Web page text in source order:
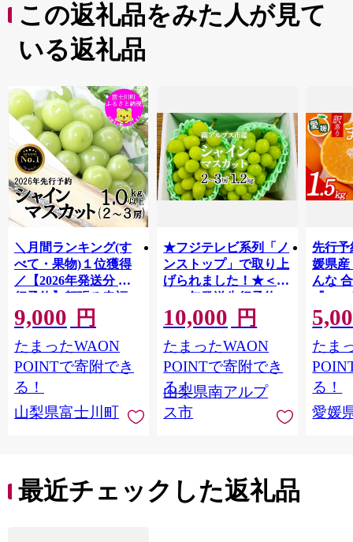
この返礼品をみた人が見て
いる返礼品
＼月間ランキング(す
べて・果物)１位獲得
／【2026年発送分 先
行予約】頬張る幸福
感 〜緑の宝石・ シ
ャインマスカット 〜
１ｋｇ以上（２〜３
房） フルーツ 山梨県
産 果物 くだもの シャ
イン マスカット ぶど
う ブドウ 葡萄 大粒 種
9,000 円
たまったWAON
POINTで寄附でき
る！
山梨県富士川町
★フジテレビ系列「ノ
ンストップ」で取り上
げられました！★＜
2026年発送先行予約＞
南アルプス市産シャイ
ンマスカット1.2kg以
上（2～3房） クール
便発送 ALPAG007
10,000 円
たまったWAON
POINTで寄附でき
る！
山梨県南アルプ
ス市
先行予
媛県産
んな
『
出荷
ご自宅
マド
あり
ツ 高
産地直
レンジ
たま
る！
愛媛
最近チェックした返礼品